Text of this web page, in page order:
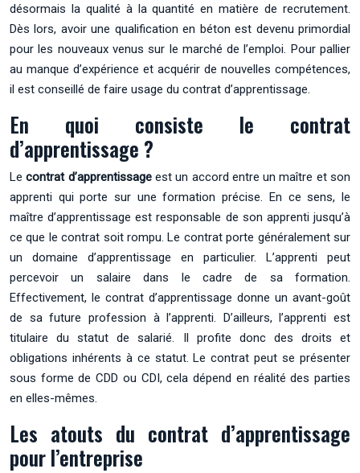
désormais la qualité à la quantité en matière de recrutement.
Dès lors, avoir une qualification en béton est devenu primordial
pour les nouveaux venus sur le marché de l’emploi. Pour pallier
au manque d’expérience et acquérir de nouvelles compétences,
il est conseillé de faire usage du contrat d’apprentissage.
En quoi consiste le contrat
d’apprentissage ?
Lecontrat d’apprentissageest un accord entre un maître et son
apprenti qui porte sur une formation précise. En ce sens, le
maître d’apprentissage est responsable de son apprenti jusqu’à
ce que le contrat soit rompu. Le contrat porte généralement sur
un domaine d’apprentissage en particulier. L’apprenti peut
percevoir un salaire dans le cadre de sa formation.
Effectivement, le contrat d’apprentissage donne un avant-goût
de sa future profession à l’apprenti. D’ailleurs, l’apprenti est
titulaire du statut de salarié. Il profite donc des droits et
obligations inhérents à ce statut. Le contrat peut se présenter
sous forme de CDD ou CDI, cela dépend en réalité des parties
en elles-mêmes.
Les atouts du contrat d’apprentissage
pour l’entreprise